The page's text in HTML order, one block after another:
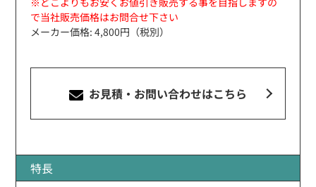
で当社販売価格はお問合せ下さい
メーカー価格: 4,800円（税別）
お見積・お問い合わせはこちら
特長